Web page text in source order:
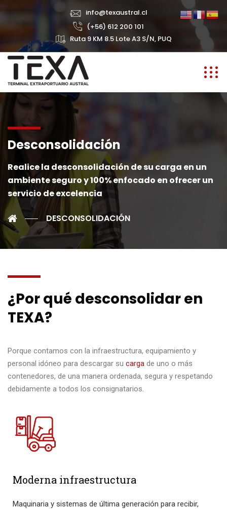
info@texaustral.cl
(+56) 612 200 101
Ruta 9 KM 8.5 Lote A3 S/N, PUQ
Desconsolidación
Realice la desconsolidación de su carga en un
ambiente seguro y 100% enfocado en ofrecer un
servicio de excelencia
DESCONSOLIDACIÓN
¿Por qué desconsolidar en
TEXA?
Porque contamos con la infraestructura, equipamiento y
personal idóneo para descargar su carga de uno o más
contenedores, de una manera ordenada, segura y respetando
debidamente a todos los consignatarios.
Moderna infraestructura
Maquinaria y sistemas de última generación para recibir,